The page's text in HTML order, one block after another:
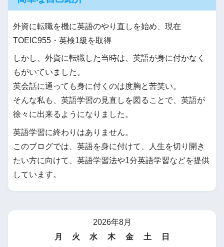
外資に転職を機に英語のやり直しを始め、現在
TOEIC955・英検1級を取得
しかし、外資に転職した当時は、英語が身に付かなく
もがいていました。
英会話に通っても身に付くのは度胸と苦笑い。
そんな私も、英語学習の見直しを図ることで、英語が
徐々に出来るようになりました。
英語学習に終わりはありません。
このブログでは、英語を身に付けて、人生を切り開き
たい方に向けて、英語学習法や1分英語学習などを提供
しています。
2026年8月
月
火 水 木 金 土
日